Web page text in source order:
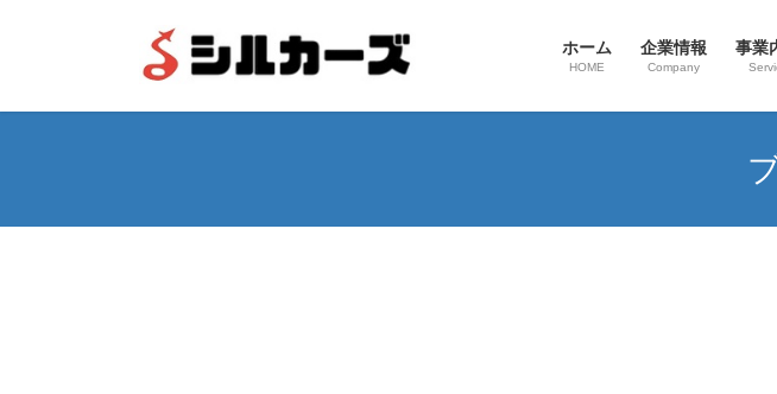
ホーム
HOME
企業情報
Company
事業